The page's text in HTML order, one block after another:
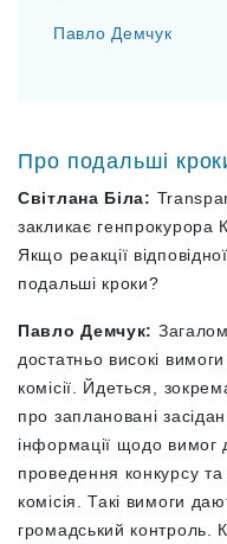
Павло Демчук
Про подальші
Світлана Біла:
закликає генпрокурора
Якщо реакції
подальші кроки?
Павло Демчук:
достатньо високі
комісії. Йдеться,
про заплановані
інформації щодо вимог
проведення конкурсу та
комісія. Такі вимоги
громадський контроль.